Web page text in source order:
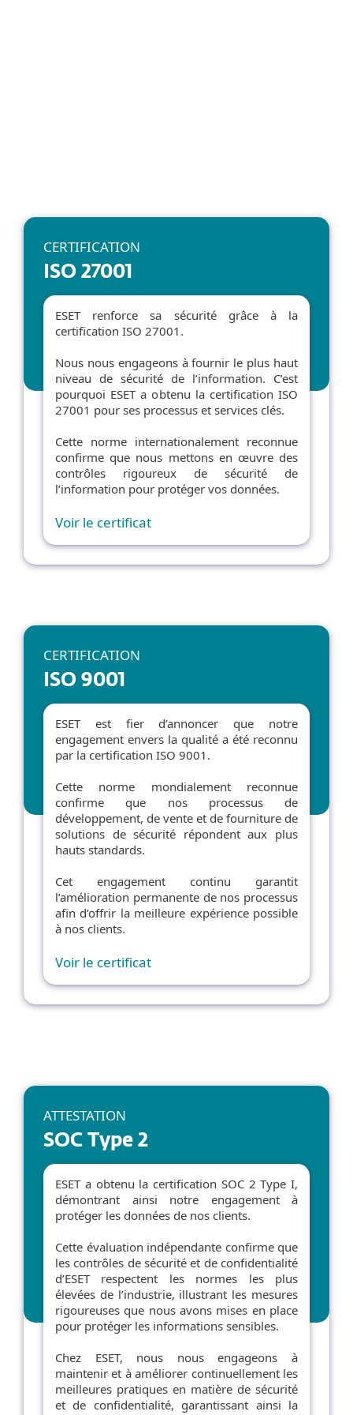
CERTIFICATION
ISO 27001
ESET renforce sa sécurité grâce à la
certification ISO 27001.
Nous nous engageons à fournir le plus haut
niveau de sécurité de l’information. C’est
pourquoi ESET a obtenu la certification ISO
27001 pour ses processus et services clés.
Cette norme internationalement reconnue
confirme que nous mettons en œuvre des
contrôles rigoureux de sécurité de
l’information pour protéger vos données.
Voir le certificat
CERTIFICATION
ISO 9001
ESET est fier d’annoncer que notre
engagement envers la qualité a été reconnu
par la certification ISO 9001.
Cette norme mondialement reconnue
confirme que nos processus de
développement, de vente et de fourniture de
solutions de sécurité répondent aux plus
hauts standards.
Cet engagement continu garantit
l’amélioration permanente de nos processus
afin d’offrir la meilleure expérience possible
à nos clients.
Voir le certificat
ATTESTATION
SOC Type 2
ESET a obtenu la certification SOC 2 Type I,
démontrant ainsi notre engagement à
protéger les données de nos clients.
Cette évaluation indépendante confirme que
les contrôles de sécurité et de confidentialité
d’ESET respectent les normes les plus
élevées de l’industrie, illustrant les mesures
rigoureuses que nous avons mises en place
pour protéger les informations sensibles.
Chez ESET, nous nous engageons à
maintenir et à améliorer continuellement les
meilleures pratiques en matière de sécurité
et de confidentialité, garantissant ainsi la